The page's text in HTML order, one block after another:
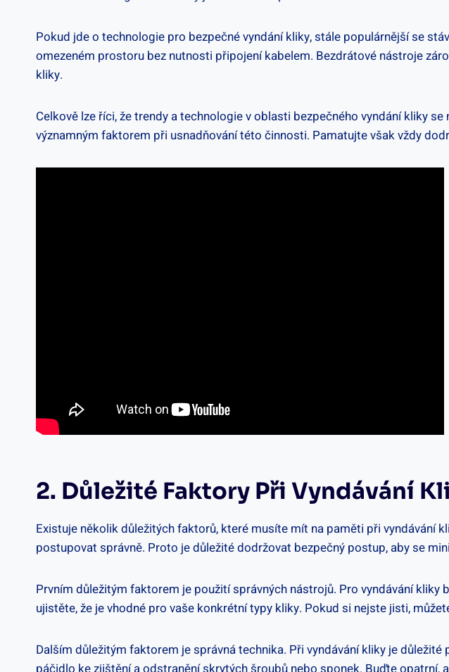
Pokud jde o technologie pro ‍bezpečné vyndání kliky, stále ‍populárnější se
omezeném ‍prostoru bez nutnosti připojení kabelem. Bezdrátové nástroje
kliky.
Celkově lze​ říci, že ⁢trendy a⁣ technologie v oblasti bezpečného vyndání kliky
významným faktorem při usnadňování této ⁢činnosti. Pamatujte však vždy
2. Důležité Faktory Při Vyndávání
Existuje několik‌ důležitých faktorů, které musíte mít na paměti při vyndávání
⁢postupovat správně. Proto je ⁢důležité ⁣dodržovat⁣ bezpečný postup, aby se
Prvním důležitým faktorem je použití správných nástrojů. Pro vyndávání
⁢ujistěte, že je ⁤vhodné pro⁣ vaše ‌konkrétní ​typy kliky. Pokud si nejste jisti,
Dalším důležitým faktorem⁤ je správná technika. ​Při vyndávání kliky je